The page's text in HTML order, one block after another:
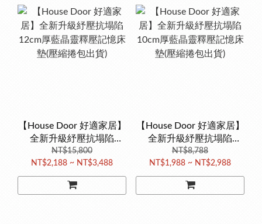
【House Door 好適家居】
全新升級紓壓抗塌陷
12cm厚藍晶靈釋壓記憶床
墊(壓縮捲包出貨)
NT$15,800
NT$2,188 ~ NT$3,488
【House Door 好適家居】
全新升級紓壓抗塌陷
10cm厚藍晶靈釋壓記憶床
墊(壓縮捲包出貨)
NT$8,788
NT$1,988 ~ NT$2,988